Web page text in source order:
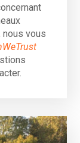
nous vous